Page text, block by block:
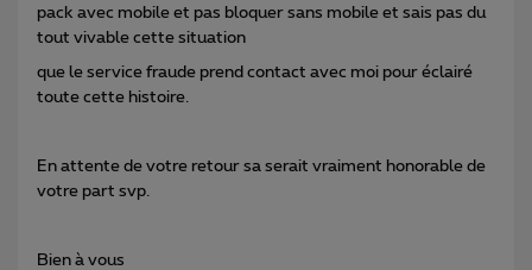
pack avec mobile et pas bloquer sans mobile et sais pas du
tout vivable cette situation
que le service fraude prend contact avec moi pour éclairé
toute cette histoire.
En attente de votre retour sa serait vraiment honorable de
votre part svp.
Bien à vous